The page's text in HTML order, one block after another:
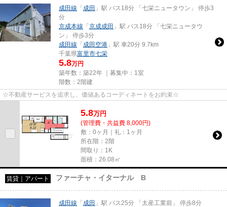
成田線 「成田 」駅 バス18分 「七栄ニュータウン」 停歩3
分
京成本線 「京成成田 」駅 バス18分 「七栄ニュータウ
ン」 停歩3分
成田線 「成田空港 」駅 車20分 9.7km
千葉県富里市七栄
5.8万円
築年数：築22年 ｜募集中： 1室
階数：2階建
☆不動産サービスを追求し、価値あるコーディネートをお約束☆
5.8万円
(管理費・共益費 8,000円)
敷：0ヶ月｜礼：1ヶ月
所在階：2階
間取り：1K
面積：26.08㎡
賃貸｜アパート ファーチャ・イターナル B
成田線 「成田 」駅 バス25分 「太産工業前」 停歩8分